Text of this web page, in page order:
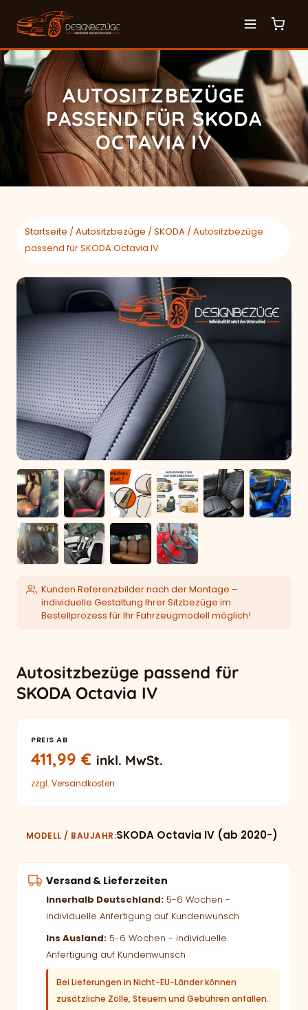
AUTOSITZBEZÜGE
PASSEND FÜR SKODA
OCTAVIA IV
Startseite /Autositzbezüge /SKODA / Autositzbezüge
passend für SKODA Octavia IV
Kunden Referenzbilder nach der Montage –
individuelle Gestaltung Ihrer Sitzbezüge im
Bestellprozess für Ihr Fahrzeugmodell möglich!
Autositzbezüge passend für
SKODA Octavia IV
PREIS AB
411,99€ inkl. MwSt.
zzgl. Versandkosten
MODELL / BAUJAHR SKODA Octavia IV (ab 2020-)
Versand & Lieferzeiten
Innerhalb Deutschland: 5-6 Wochen -
individuelle Anfertigung auf Kundenwunsch
Ins Ausland: 5-6 Wochen - individuelle
Anfertigung auf Kundenwunsch
Bei Lieferungen in Nicht-EU-Länder können
zusätzliche Zölle, Steuern und Gebühren anfallen.